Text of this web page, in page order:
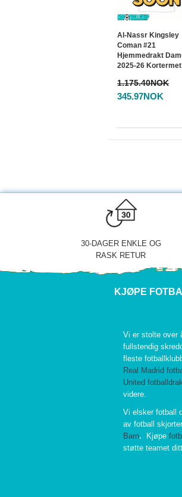
Al-Nassr Kingsley
Coman #21
Hjemmedrakt
2025-26 Kortermet
1.175.40NOK
345.97NOK
30-DAGER ENKLE OG
RASK RETUR
KJØPE
Vi er stolte over
fullstendig
fleste
Real Madrid
United
videre.
Vi elsker fotball
av fotball
Barn. Kjøpe
støtte teamet